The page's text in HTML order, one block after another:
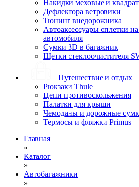
Накидки меховые и
Дефлектора ветровики
Тюнинг внедорожника
Автоаксессуары оплетки
автомобиля
Сумки 3D в багажник
Щетки стеклоочистителя
Путешествие и отдых
Рюкзаки Thule
Цепи противоскольжения
Палатки для крыши
Чемоданы и дорожные
Термосы и фляжки Primus
Главная
»
Каталог
»
Автобагажники
»